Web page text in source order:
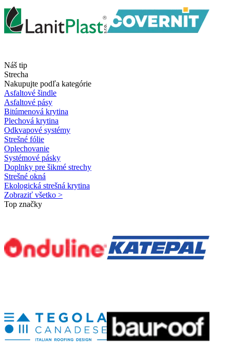
Náš tip
Strecha
Nakupujte podľa kategórie
Asfaltové šindle
Asfaltové pásy
Bitúmenová krytina
Plechová krytina
Odkvapové systémy
Strešné fólie
Oplechovanie
Systémové pásky
Doplnky pre šikmé strechy
Strešné okná
Ekologická strešná krytina
Zobraziť všetko >
Top značky